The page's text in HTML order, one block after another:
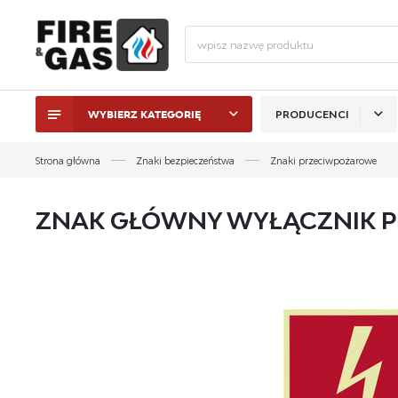
WYBIERZ KATEGORIĘ PRODUCENCI
Strona główna Znaki bezpieczeństwa Znaki przeciwpożarowe
ZNAK GŁÓWNY WYŁĄCZNIK